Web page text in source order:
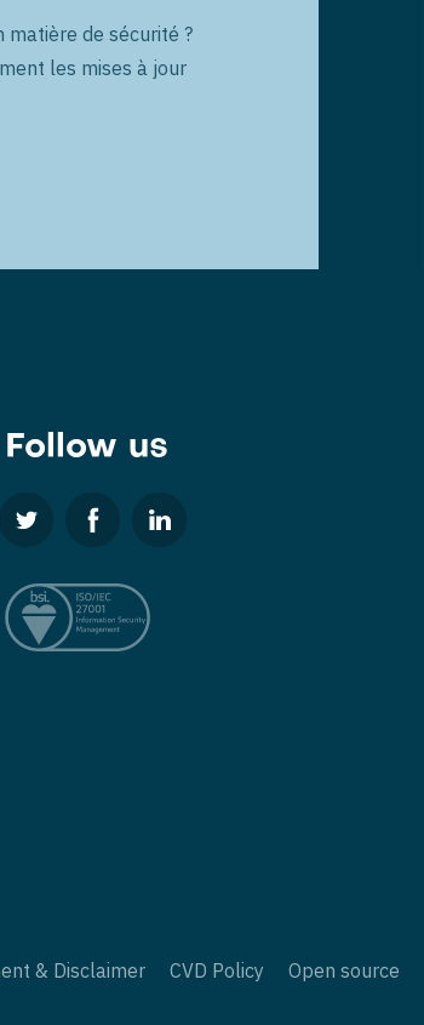
de sécurité ?
les mises à jour
Follow us
& Disclaimer CVD Policy Open source